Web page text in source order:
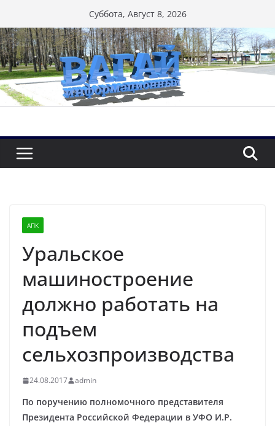
к
содержимому
Суббота, Август 8, 2026
АПК
Уральское
машиностроение
должно работать на
подъем
сельхозпроизводства
24.08.2017 admin
По поручению полномочного представителя
Президента Российской Федерации в УФО И.Р.